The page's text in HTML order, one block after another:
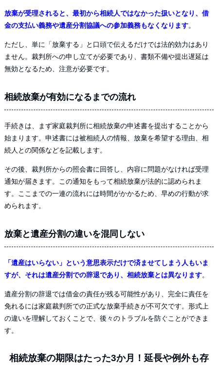
放棄が受理されると、最初から相続人ではなかった扱いとなり、借
金の支払い義務や遺産分割協議への参加義務もなくなります。
ただし、単に「放棄する」と口頭で伝えるだけでは法的効力はあり
ません。裁判所への申し立てが必要であり、書類不備や提出遅延は
無効となるため、注意が必要です。
相続放棄が有効になるまでの流れ
手続きは、まず家庭裁判所に相続放棄の申述書を提出することから
始まります。申述書には被相続人の情報、放棄を希望する理由、相
続人との関係などを記載します。
その後、裁判所からの照会書に回答し、内容に問題がなければ受理
通知が届きます。この通知をもって相続放棄が法的に認められま
す。ここまでの一連の流れには時間がかかるため、早めの行動が求
められます。
放棄と遺産分割の違いを混同しない
「遺産はいらない」という意思表示だけで済ませてしまう人もいま
すが、それは遺産分割での辞退であり、相続放棄とは異なります。
遺産分割の辞退では借金の責任が残る可能性があり、完全に責任を
免れるには家庭裁判所での正式な放棄手続きが不可欠です。形式上
の違いを理解しておくことで、後々のトラブルを防ぐことができま
す。
相続放棄の期限はたった3か月！延長や例外も存